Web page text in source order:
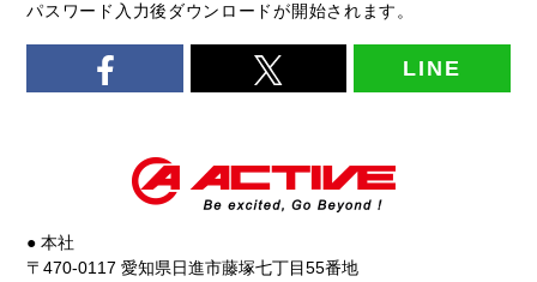
パスワード入力後ダウンロードが開始されます。
LINE
● 本社
〒470-0117 愛知県日進市藤塚七丁目55番地